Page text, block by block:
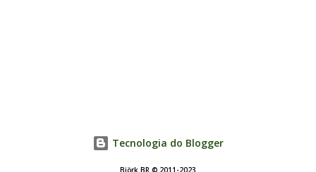
Björk começou a cantar com um outro grupo de jovens. O
Tecnologia do Blogger